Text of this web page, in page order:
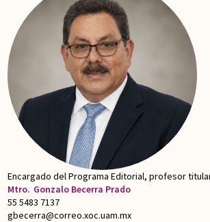
Encargado del Programa Editorial, profesor
Mtro. Gonzalo Becerra Prado
55 5483 7137
gbecerra@correo.xoc.uam.mx